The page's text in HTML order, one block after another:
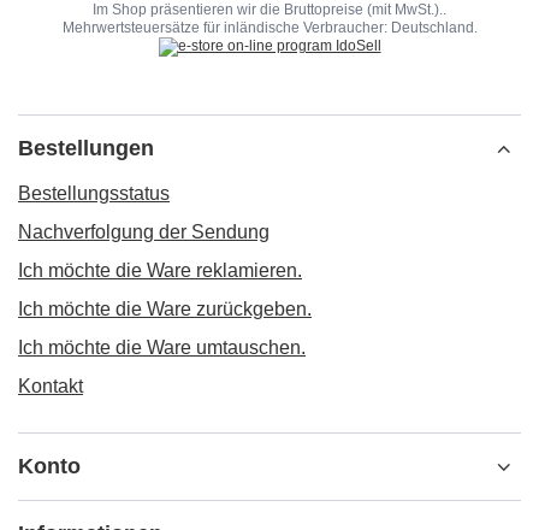
Im Shop präsentieren wir die Bruttopreise (mit MwSt.)..
Mehrwertsteuersätze für inländische Verbraucher: Deutschland .
Bestellungen
Bestellungsstatus
Nachverfolgung der Sendung
Ich möchte die Ware reklamieren.
Ich möchte die Ware zurückgeben.
Ich möchte die Ware umtauschen.
Kontakt
Konto